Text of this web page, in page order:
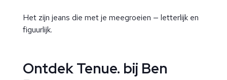
Het zijn jeans die met je meegroeien — letterlijk en
figuurlijk.
Ontdek Tenue. bij Ben